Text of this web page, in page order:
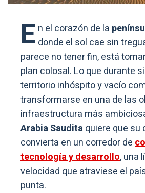
E n el corazón de la
donde el sol cae sin
parece no tener fin, está
plan colosal. Lo que durante
territorio inhóspito y vacío
transformarse en una de las
infraestructura más
Arabia Sauditaquiere que su
convierta en un corredor de
tecnología y desarrollo, una
velocidad que atraviese el
punta.